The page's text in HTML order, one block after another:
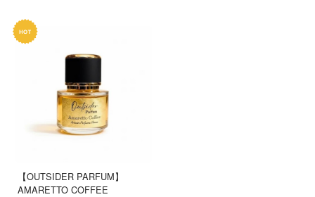
【OUTSIDER PARFUM】
AMARETTO COFFEE